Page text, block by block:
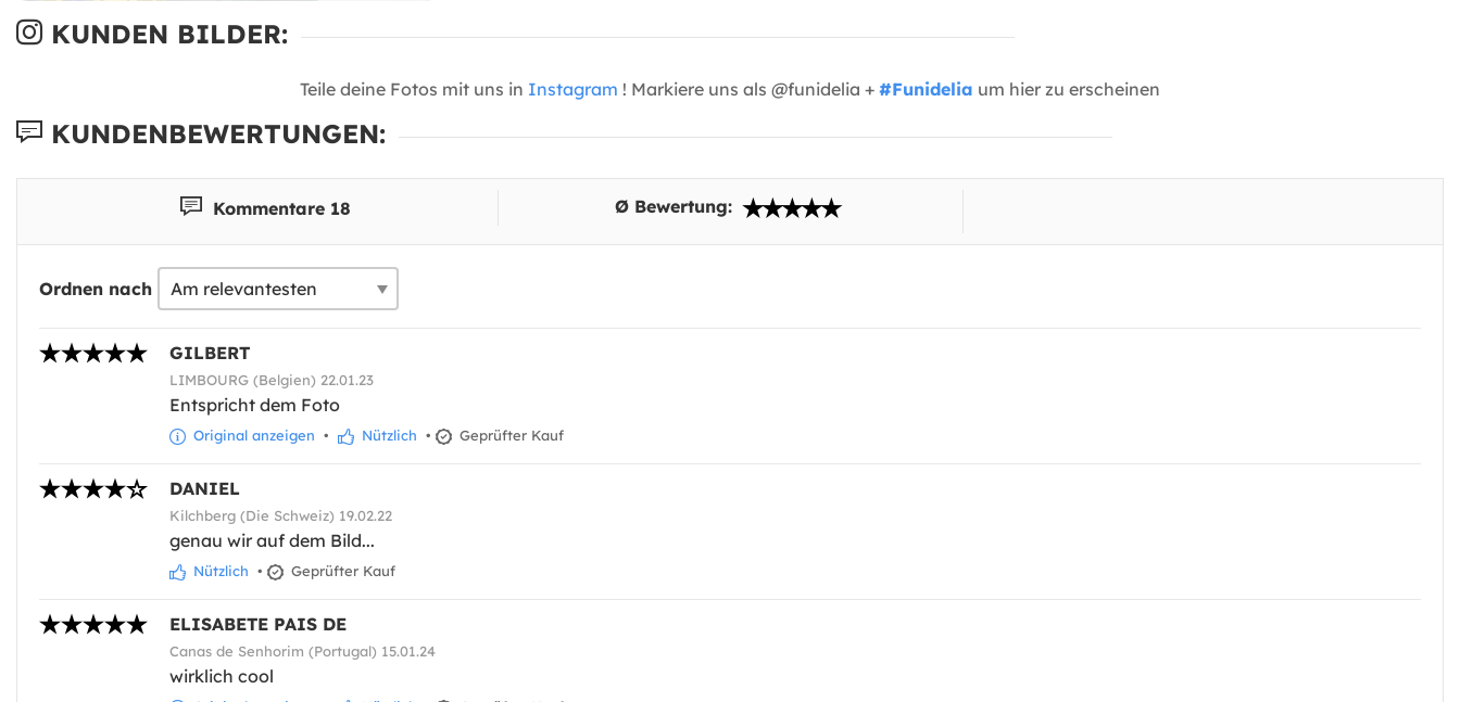
KUNDEN BILDER:
Teile deine Fotos mit uns in Instagram ! Markiere uns als @funidelia + #Funidelia um hier zu erscheinen
KUNDENBEWERTUNGEN:
Kommentare 18 Ø Bewertung:
Ordnen nach
GILBERT
LIMBOURG (Belgien) 22.01.23
Entspricht dem Foto
Original anzeigen • Nützlich • Geprüfter Kauf
DANIEL
Kilchberg (Die Schweiz) 19.02.22
genau wir auf dem Bild...
Nützlich • Geprüfter Kauf
ELISABETE PAIS DE
Canas de Senhorim (Portugal) 15.01.24
wirklich cool